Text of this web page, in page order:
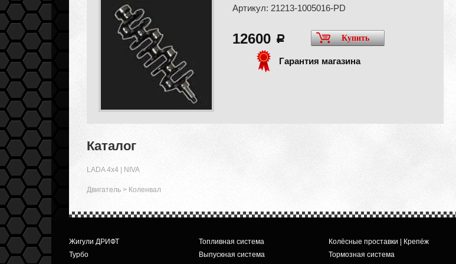
Артикул: 21213-1005016-PD
12600 a Купить
Гарантия магазина
Каталог
LADA 4x4 | NIVA
Двигатель > Коленвал
Жигули ДРИФТ
Турбо
Топливная система
Выпускная система
Колёсные проставки | Крепёж
Тормозная система